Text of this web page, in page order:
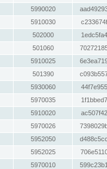
5990020
5910030
502000
501060
5910025
501390
5930060
5970035
5910020
5970026
5952050
5952025
5970010